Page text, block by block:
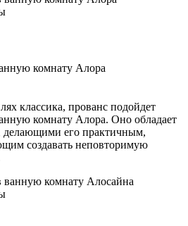
комнату Алора
классика, прованс подойдет
комнату Алора. Оно обладает
делающими его практичным,
создавать неповторимую